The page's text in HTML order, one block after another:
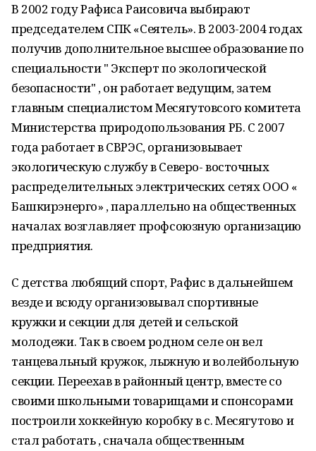
В 2002 году Рафиса Раисовича выбирают
председателем СПК «Сеятель». В 2003-2004 годах
получив дополнительное высшее образование по
специальности " Эксперт по экологической
безопасности" , он работает ведущим, затем
главным специалистом Месягутовсого комитета
Министерства природопользования РБ. С 2007
года работает в СВРЭС, организовывает
экологическую службу в Северо- восточных
распределительных электрических сетях ООО «
Башкирэнерго» , параллельно на общественных
началах возглавляет профсоюзную организацию
предприятия.
С детства любящий спорт, Рафис в дальнейшем
везде и всюду организовывал спортивные
кружки и секции для детей и сельской
молодежи. Так в своем родном селе он вел
танцевальный кружок, лыжную и волейбольную
секции. Переехав в районный центр, вместе со
своими школьными товарищами и спонсорами
построили хоккейную коробку в с. Месягутово и
стал работать , сначала общественным